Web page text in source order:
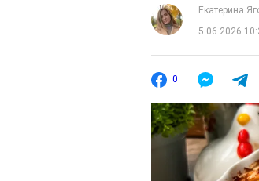
Екатерина
5.06.2026
0